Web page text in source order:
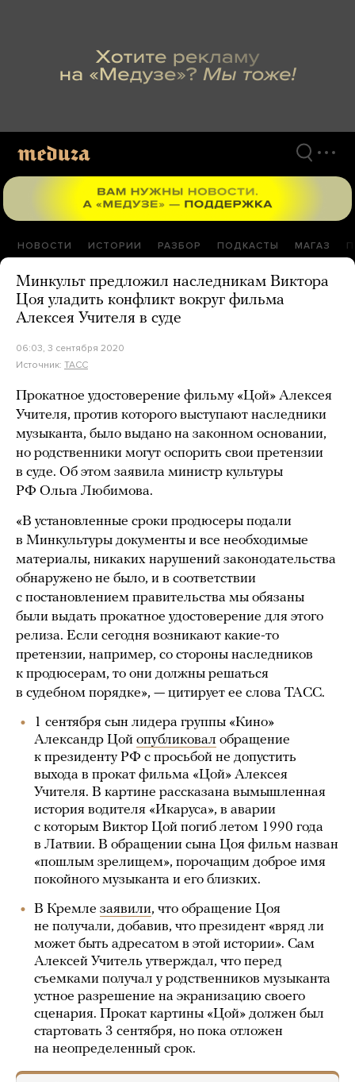
НОВОСТИ ИСТОРИИ РАЗБОР ПОДКАСТЫ МАГАЗ
Минкульт предложил наследникам Виктора
Цоя уладить конфликт вокруг фильма
Алексея Учителя в суде
06:03, 3 сентября 2020
Источник: ТАСС
Прокатное удостоверение фильму «Цой» Алексея
Учителя, против которого выступают наследники
музыканта, было выдано на законном основании,
но родственники могут оспорить свои претензии
в суде. Об этом заявила министр культуры
РФ Ольга Любимова.
«В установленные сроки продюсеры подали
в Минкультуры документы и все необходимые
материалы, никаких нарушений законодательства
обнаружено не было, и в соответствии
с постановлением правительства мы обязаны
были выдать прокатное удостоверение для этого
релиза. Если сегодня возникают какие-то
претензии, например, со стороны наследников
к продюсерам, то они должны решаться
в судебном порядке», — цитирует ее слова ТАСС.
1 сентября сын лидера группы «Кино»
Александр Цой опубликовал обращение
к президенту РФ с просьбой не допустить
выхода в прокат фильма «Цой» Алексея
Учителя. В картине рассказана вымышленная
история водителя «Икаруса», в аварии
с которым Виктор Цой погиб летом 1990 года
в Латвии. В обращении сына Цоя фильм назван
«пошлым зрелищем», порочащим доброе имя
покойного музыканта и его близких.
В Кремле заявили, что обращение Цоя
не получали, добавив, что президент «вряд ли
может быть адресатом в этой истории». Сам
Алексей Учитель утверждал, что перед
съемками получал у родственников музыканта
устное разрешение на экранизацию своего
сценария. Прокат картины «Цой» должен был
стартовать 3 сентября, но пока отложен
на неопределенный срок.